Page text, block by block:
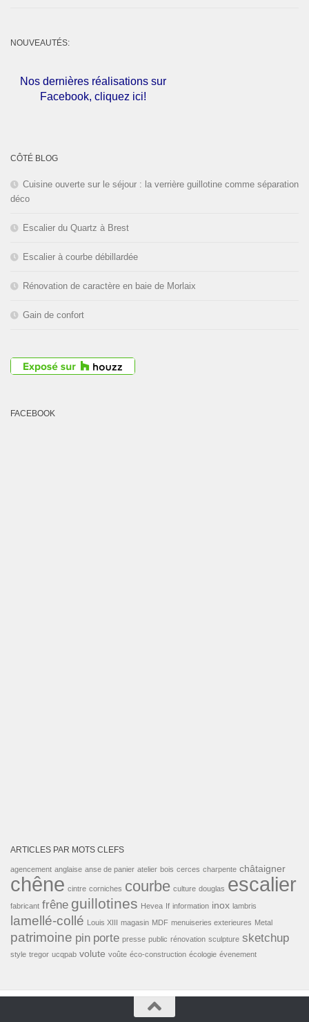
NOUVEAUTÉS:
Nos dernières réalisations sur
Facebook, cliquez ici!
congés d'été du
CÔTÉ BLOG
Cuisine ouverte sur le séjour : la verrière guillotine comme séparation
déco
Escalier du Quartz à Brest
Escalier à courbe débillardée
Rénovation de caractère en baie de Morlaix
Gain de confort
FACEBOOK
ARTICLES PAR MOTS CLEFS
agencement anglaise anse de panier atelier bois cerces charpente châtaigner
chêne cintre corniches courbe culture douglas escalier
fabricant frêne guillotines Hevea If information inox lambris
lamellé-collé Louis XIII magasin MDF menuiseries exterieures Metal
patrimoine pin porte presse public rénovation sculpture sketchup
style tregor ucqpab volute voûte éco-construction écologie évenement